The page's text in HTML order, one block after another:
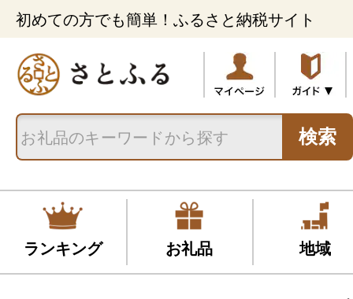
初めての方でも簡単！ふるさと納税サイト
検索
ランキング お礼品 地域